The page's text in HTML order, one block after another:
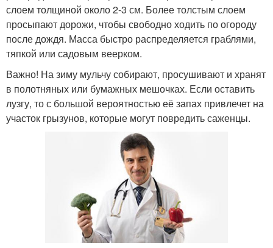
слоем толщиной около 2-3 см. Более толстым слоем
просыпают дорожи, чтобы свободно ходить по огороду
после дождя. Масса быстро распределяется граблями,
тяпкой или садовым веерком.
Важно! На зиму мульчу собирают, просушивают и хранят
в полотняных или бумажных мешочках. Если оставить
лузгу, то с большой вероятностью её запах привлечет на
участок грызунов, которые могут повредить саженцы.